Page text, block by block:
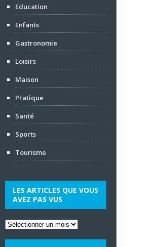
Education
Enfants
Gastronomie
Loisirs
Maison
Pratique
Santé
Sports
Tourisme
LES ARTICLES QUE VOUS
AVEZ PAS VUS